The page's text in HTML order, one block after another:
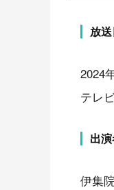
放
2024
テレ
出
伊集